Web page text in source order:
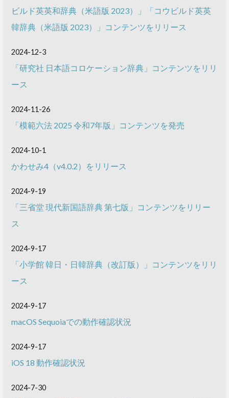
ビルド英英和辞典（米語版 2023）」「コウビルド英英
韓辞典（米語版 2023）」コンテンツをリリース
2024-12-3
「研究社 日本語コロケーション辞典」コンテンツをリリ
ース
2024-11-26
「模範六法 2025 令和7年版」コンテンツを発売
2024-10-1
かわせみ4（v4.0.2）をリリース
2024-9-19
「三省堂 現代新国語辞典 第七版」コンテンツをリリー
ス
2024-9-17
「小学館 韓日・日韓辞典（改訂版）」コンテンツをリリ
ース
2024-9-17
macOS Sequoiaでの動作確認状況
2024-9-17
iOS 18 動作確認状況
2024-7-30